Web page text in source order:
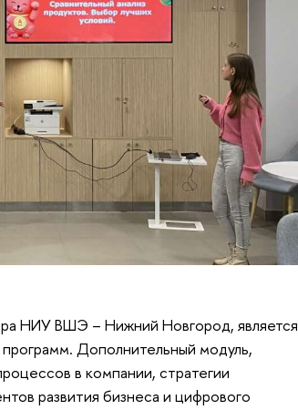
НИУ ВШЭ – Нижний Новгород, является
программ. Дополнительный модуль,
в компании, стратегии
развития бизнеса и цифрового